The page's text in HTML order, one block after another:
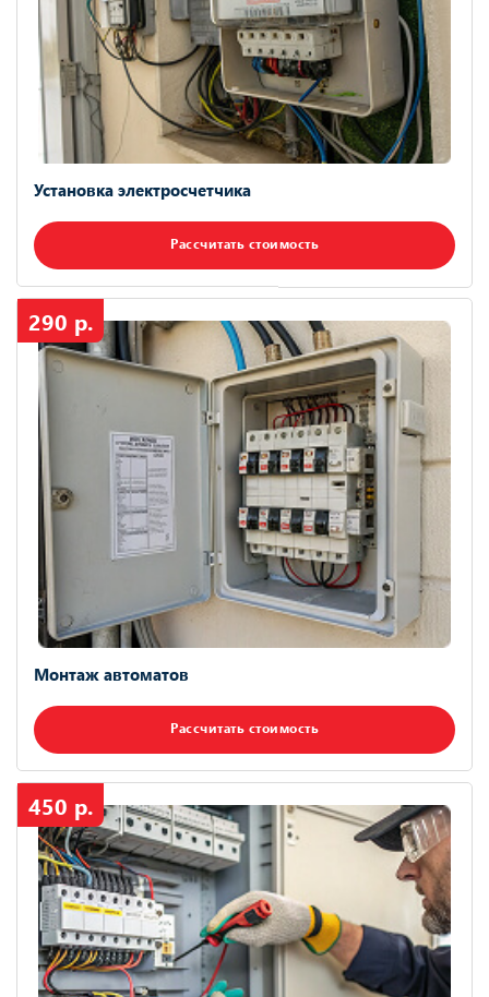
Установка электросчетчика
Рассчитать стоимость
290 р.
Монтаж автоматов
Рассчитать стоимость
450 р.